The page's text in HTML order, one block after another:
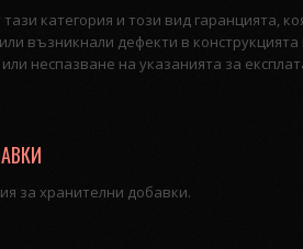
категория и този вид гаранцията,
възникнали дефекти в
неспазване на указанията за
за хранителни добавки.